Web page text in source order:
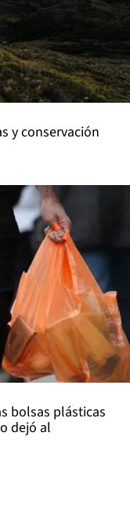
y conservación
bolsas plásticas
dejó al